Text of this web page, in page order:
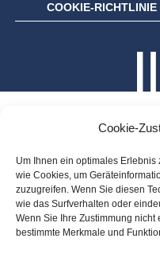
Cookie-
Um Ihnen ein optimales
wie Cookies, um
zuzugreifen. Wenn Sie diesen
wie das Surfverhalten oder
Wenn Sie Ihre Zustimmung
bestimmte Merkmale und
COOKIE-RICHTLINIE